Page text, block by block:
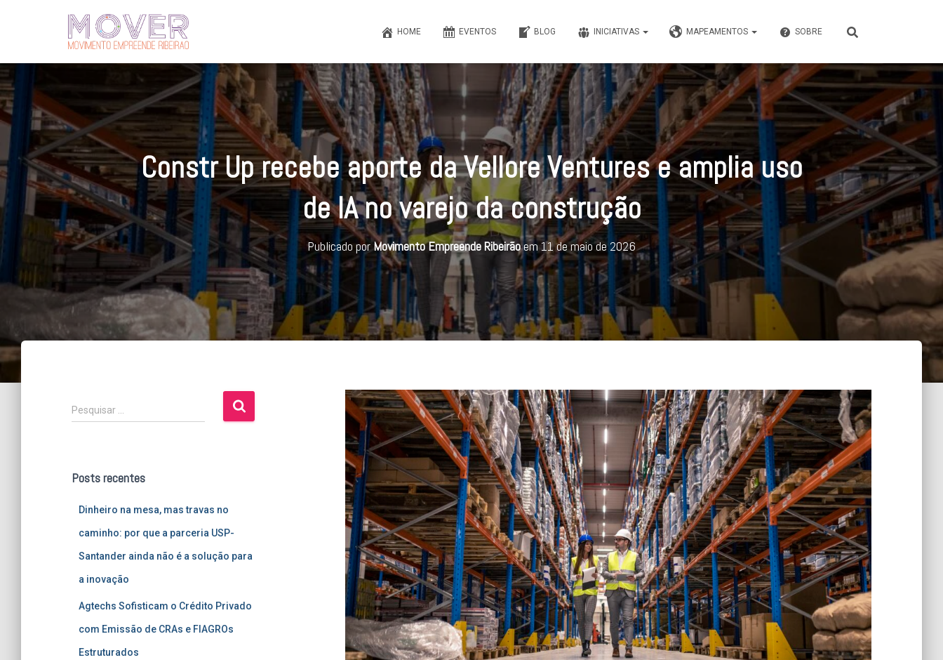
HOME EVENTOS BLOG INICIATIVAS MAPEAMENTOS SOBRE
Constr Up recebe aporte da Vellore Ventures e amplia uso
de IA no varejo da construção
Publicado porMovimento Empreende Ribeirãoem11 de maio de 2026
P
e
i
Pesquisar …
Posts recentes
Dinheiro na mesa, mas travas no
caminho: por que a parceria USP-
Santander ainda não é a solução para
a inovação
Agtechs Sofisticam o Crédito Privado
com Emissão de CRAs e FIAGROs
Estruturados